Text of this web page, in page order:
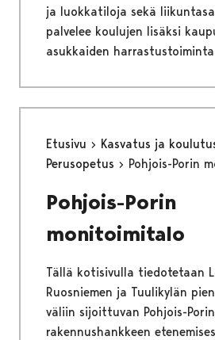
ja luokkatiloja sekä
palvelee koulujen lisäksi
asukkaiden
Etusivu
Kasvatus ja
Perusopetus
Pohjois-Porin
Pohjois-Porin
monitoimitalo
Tällä kotisivulla tiedotetaan
Ruosniemen ja Tuulikylän
väliin sijoittuvan Pohjois-
rakennushankkeen